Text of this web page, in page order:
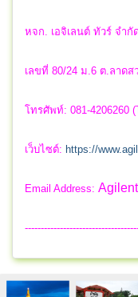
หจก. เอจิเลนต์ ทัวร์ จำกั
เลขที่ 80/24 ม.6 ต.ลาด
โทรศัพท์: 081-4206260
เว็บไซต์: https://
Email Address: